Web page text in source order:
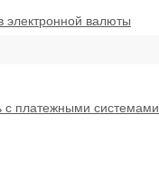
электронной валюты
с платежными системами